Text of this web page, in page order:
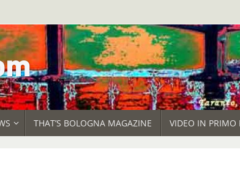
THAT’S BOLOGNA MAGAZINE VIDEO IN PRIMO